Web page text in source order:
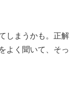
しまうかも。正解
よく聞いて、そっ